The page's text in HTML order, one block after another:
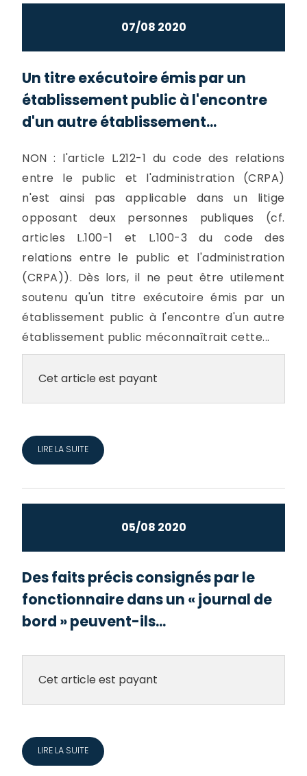
07/08 2020
Un titre exécutoire émis par un
établissement public à l'encontre
d'un autre établissement...
NON : l'article L.212-1 du code des relations
entre le public et l'administration (CRPA)
n'est ainsi pas applicable dans un litige
opposant deux personnes publiques (cf.
articles L.100-1 et L.100-3 du code des
relations entre le public et l'administration
(CRPA)). Dès lors, il ne peut être utilement
soutenu qu'un titre exécutoire émis par un
établissement public à l'encontre d'un autre
établissement public méconnaîtrait cette...
Cet article est payant
LIRE LA SUITE
05/08 2020
Des faits précis consignés par le
fonctionnaire dans un « journal de
bord » peuvent-ils...
Cet article est payant
LIRE LA SUITE